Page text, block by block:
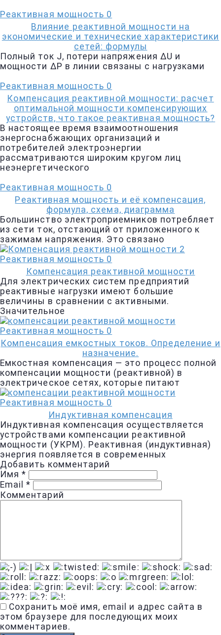
Реактивная мощность 0
Влияние реактивной мощности на
экономические и технические характеристики
сетей: формулы
Полный ток J, потери напряжения ∆U и
мощности ∆P в линии связаны с нагрузками
Реактивная мощность 0
Компенсация реактивной мощности: расчет
оптимальной мощности компенсирующих
устройств, что такое реактивная мощность?
В настоящее время взаимоотношения
энергоснабжающих организаций и
потребителей электроэнергии
рассматриваются широким кругом лиц
неэнергетического
Реактивная мощность 0
Реактивная мощность и её компенсация,
формула, схема, диаграмма
Большинство электроприемников потребляет
из сети ток, отстающий от приложенного к
зажимам напряжения. Это связано
Реактивная мощность 0
Компенсация реактивной мощности
Для электрических систем предприятий
реактивные нагрузки имеют большие
величины в сравнении с активными.
Значительное
Реактивная мощность 0
Компенсация емкостных токов. Определение и
назначение.
Емкостная компенсация — это процесс полной
компенсации мощности (реактивной) в
электрическое сетях, которые питают
Реактивная мощность 0
Индуктивная компенсация
Индуктивная компенсация осуществляется
устройствами компенсации реактивной
мощности (УКРМ). Реактивная (индуктивная)
энергия появляется в современных
Добавить комментарий
Имя*
Email*
Комментарий
Сохранить моё имя, email и адрес сайта в
этом браузере для последующих моих
комментариев.